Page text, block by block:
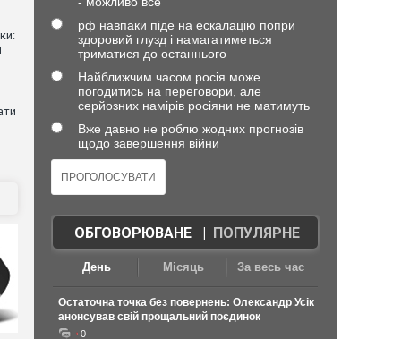
рф навпаки піде на ескалацію попри
здоровий глузд і намагатиметься
триматися до останнього
Найближчим часом росія може
погодитись на переговори, але
серйозних намірів росіяни не матимуть
Вже давно не роблю жодних прогнозів
щодо завершення війни
ОБГОВОРЮВАНЕ| ПОПУЛЯРНЕ
День Місяць За весь час
Остаточна точка без повернень: Олександр Усік
анонсував свій прощальний поєдинок
0